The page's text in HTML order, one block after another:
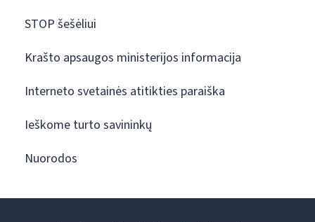
STOP šešėliui
Krašto apsaugos ministerijos informacija
Interneto svetainės atitikties paraiška
Ieškome turto savininkų
Nuorodos